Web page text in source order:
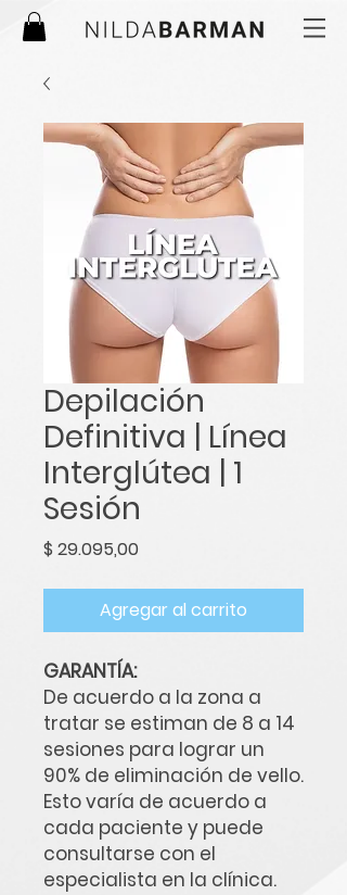
Depilación
Definitiva | Línea
Interglútea | 1
Sesión
$ 29.095,00
Agregar al carrito
GARANTÍA:
De acuerdo a la zona a
tratar se estiman de 8 a 14
sesiones para lograr un
90% de eliminación de vello.
Esto varía de acuerdo a
cada paciente y puede
consultarse con el
especialista en la clínica.